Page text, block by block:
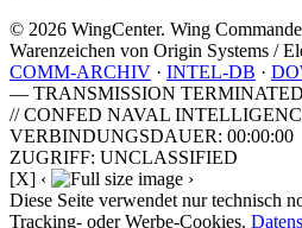
© 2026 WingCenter. Wing
Warenzeichen von Origin Systems /
COMM-ARCHIV · INTEL-DB ·
— TRANSMISSION
// CONFED NAVAL
VERBINDUNGSDAUER: 00:00:00
ZUGRIFF: UNCLASSIFIED
[X] ‹
›
Diese Seite verwendet nur technisch
Tracking- oder Werbe-Cookies.